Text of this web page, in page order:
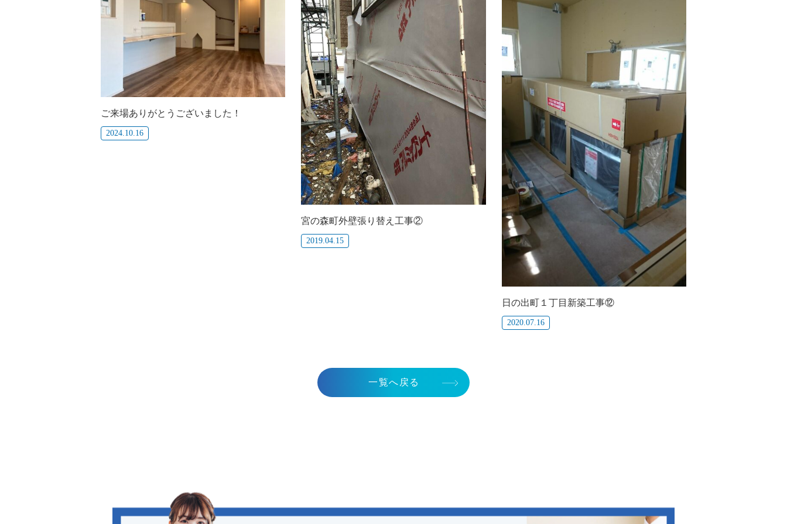
ご来場ありがとうございました！
2024.10.16
宮の森町外壁張り替え工事②
2019.04.15
日の出町１丁目新築工事⑫
2020.07.16
一覧へ戻る